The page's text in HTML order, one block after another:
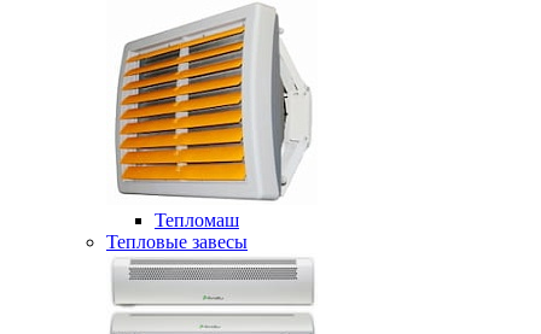
Тепломаш
Тепловые завесы